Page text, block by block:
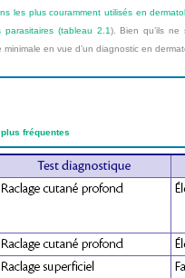
les plus couramment utilisés en
parasitaires (tableau 2.1). Bien qu’ils ne
en vue d’un diagnostic en
fréquentes